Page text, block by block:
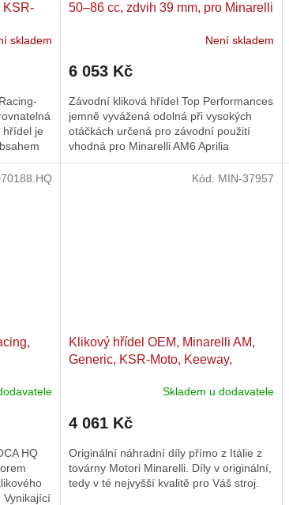
KSR-
skladem
hřídel je
50–86 cc, zdvih 39 mm, pro Minarelli
Není skladem
6 053 Kč
Závodní kliková hřídel Top Performances
jemně vyvážená odolná při vysokých
otáčkách určená pro závodní použití
vhodná pro Minarelli AM6 Aprilia
HQ
Vynikající
Klikový hřídel OEM, Minarelli AM,
Generic, KSR-Moto, Keeway,
Skladem u dodavatele
4 061 Kč
Originální náhradní díly přímo z Itálie z
továrny Motori Minarelli. Díly v originální,
tedy v té nejvyšší kvalitě pro Váš stroj.
Kód: MIN-37957